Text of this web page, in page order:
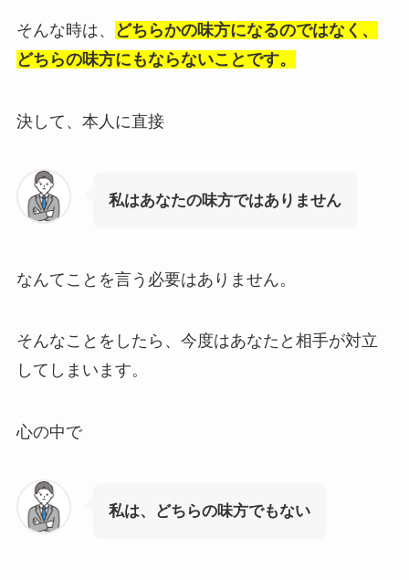
そんな時は、
どちらかの味方になるのではなく、
どちらの味方にもならないことです。
決して、本人に直接
私はあなたの味方ではありません
なんてことを言う必要はありません。
そんなことをしたら、今度はあなたと相手が対立
してしまいます。
心の中で
私は、どちらの味方でもない